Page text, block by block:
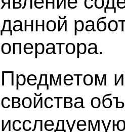
данной
оператора.
Предметом
свойства